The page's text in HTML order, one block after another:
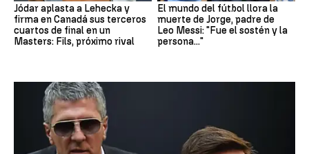
Jódar aplasta a Lehecka y
firma en Canadá sus terceros
cuartos de final en un
Masters: Fils, próximo rival
El mundo del fútbol llora la
muerte de Jorge, padre de
Leo Messi: "Fue el sostén y la
persona..."